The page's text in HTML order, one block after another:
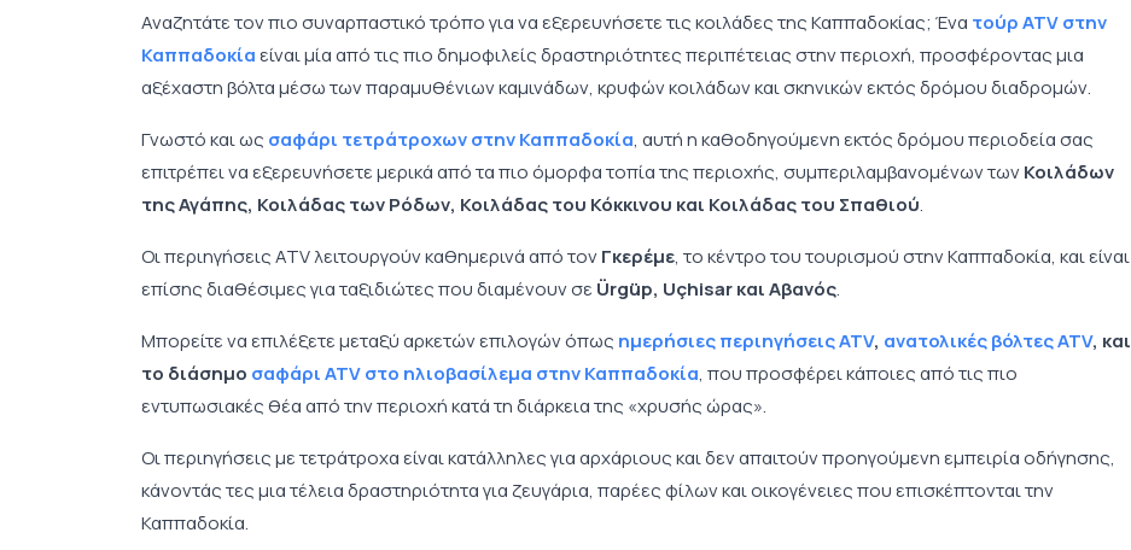
Αναζητάτε τον πιο συναρπαστικό τρόπο για να εξερευνήσετε τις κοιλάδες της Καππαδοκίας; Ένα τούρ ATV στην
Καππαδοκίαείναι μία από τις πιο δημοφιλείς δραστηριότητες περιπέτειας στην περιοχή, προσφέροντας μια
αξέχαστη βόλτα μέσω των παραμυθένιων καμινάδων, κρυφών κοιλάδων και σκηνικών εκτός δρόμου διαδρομών.
Γνωστό και ως σαφάρι τετράτροχων στην Καππαδοκία, αυτή η καθοδηγούμενη εκτός δρόμου περιοδεία σας
επιτρέπει να εξερευνήσετε μερικά από τα πιο όμορφα τοπία της περιοχής, συμπεριλαμβανομένων τωνΚοιλάδων
της Αγάπης, Κοιλάδας των Ρόδων, Κοιλάδας του Κόκκινου και Κοιλάδας του Σπαθιού.
Οι περιηγήσεις ATV λειτουργούν καθημερινά από τονΓκερέμε, το κέντρο του τουρισμού στην Καππαδοκία, και είναι
επίσης διαθέσιμες για ταξιδιώτες που διαμένουν σε Ürgüp, Uçhisar και Αβανός.
Μπορείτε να επιλέξετε μεταξύ αρκετών επιλογών όπως ημερήσιες περιηγήσεις ATV, ανατολικές βόλτες ATV, και
το διάσημο σαφάρι ATV στο ηλιοβασίλεμα στην Καππαδοκία, που προσφέρει κάποιες από τις πιο
εντυπωσιακές θέα από την περιοχή κατά τη διάρκεια της «χρυσής ώρας».
Οι περιηγήσεις με τετράτροχα είναι κατάλληλες για αρχάριους και δεν απαιτούν προηγούμενη εμπειρία οδήγησης,
κάνοντάς τες μια τέλεια δραστηριότητα για ζευγάρια, παρέες φίλων και οικογένειες που επισκέπτονται την
Καππαδοκία.